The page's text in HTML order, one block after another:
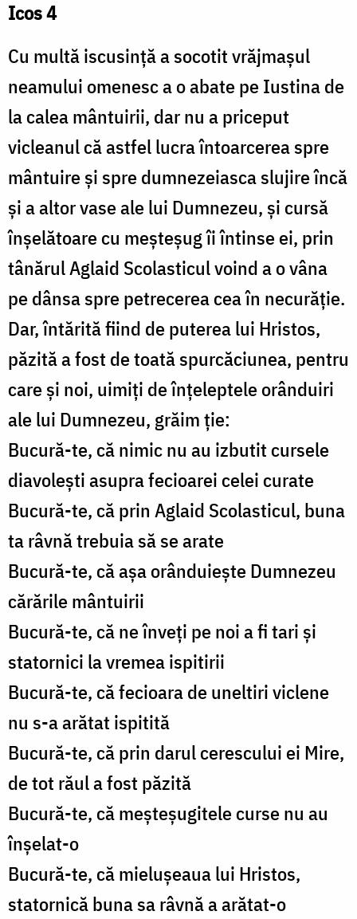
Icos 4
Cu multă iscusință a socotit vrăjmașul
neamului omenesc a o abate pe Iustina de
la calea mântuirii, dar nu a priceput
vicleanul că astfel lucra întoarcerea spre
mântuire și spre dumnezeiasca slujire încă
și a altor vase ale lui Dumnezeu, și cursă
înșelătoare cu meșteșug îi întinse ei, prin
tânărul Aglaid Scolasticul voind a o vâna
pe dânsa spre petrecerea cea în necurăție.
Dar, întărită fiind de puterea lui Hristos,
păzită a fost de toată spurcăciunea, pentru
care și noi, uimiți de înțeleptele orânduiri
ale lui Dumnezeu, grăim ție:
Bucură-te, că nimic nu au izbutit cursele
diavolești asupra fecioarei celei curate
Bucură-te, că prin Aglaid Scolasticul, buna
ta râvnă trebuia să se arate
Bucură-te, că așa orânduiește Dumnezeu
cărările mântuirii
Bucură-te, că ne înveți pe noi a fi tari și
statornici la vremea ispitirii
Bucură-te, că fecioara de uneltiri viclene
nu s-a arătat ispitită
Bucură-te, că prin darul cerescului ei Mire,
de tot răul a fost păzită
Bucură-te, că meșteșugitele curse nu au
înșelat-o
Bucură-te, că mielușeaua lui Hristos,
statornică buna sa râvnă a arătat-o